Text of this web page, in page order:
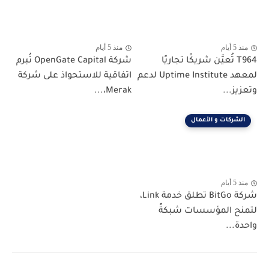
منذ 5 أيام
T964 تُعيَّن شريكًا تجاريًا
لمعهد Uptime Institute لدعم
وتعزيز...
منذ 5 أيام
شركة OpenGate Capital تُبرم
اتفاقية للاستحواذ على شركة
Merak،...
الشركات و الأعمال
منذ 5 أيام
شركة BitGo تطلق خدمة Link،
لتمنح المؤسسات شبكةً
واحدة...